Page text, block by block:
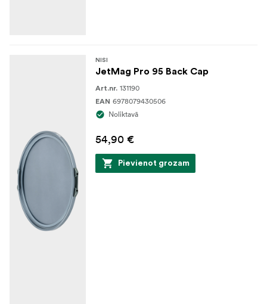
NISI
JetMag Pro 95 Back Cap
Art.nr. 131190
EAN 6978079430506
Noliktavā
54,90 €
Pievienot grozam